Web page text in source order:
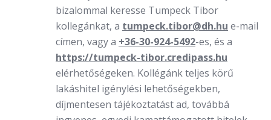
bizalommal keresse Tumpeck Tibor
kollegánkat, a tumpeck.tibor@dh.hu e-mail
címen, vagy a +36-30-924-5492-es, és a
https://tumpeck-tibor.credipass.hu
elérhetőségeken. Kollégánk teljes körű
lakáshitel igénylési lehetőségekben,
díjmentesen tájékoztatást ad, továbbá